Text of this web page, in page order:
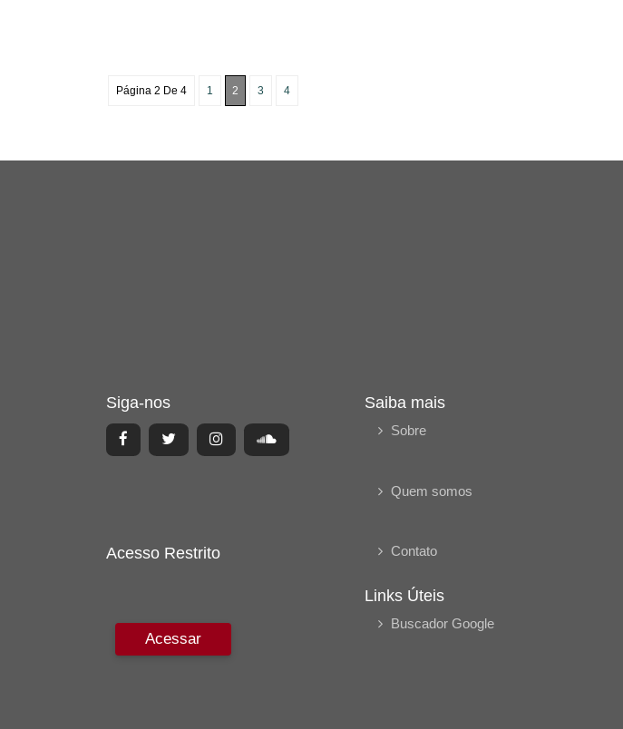
Página 2 De 4 1 2 3 4
Siga-nos
Acesso Restrito
Acessar
Saiba mais
Sobre
Quem somos
Contato
Links Úteis
Buscador Google